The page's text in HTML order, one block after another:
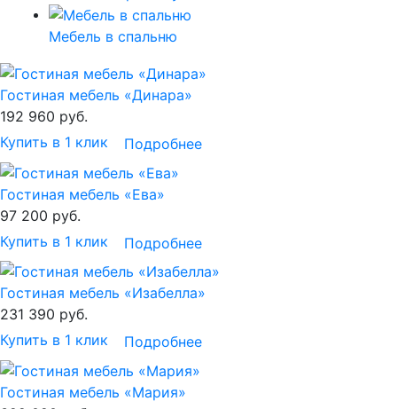
Мебель в спальню
Гостиная мебель «Динара»
192 960 руб.
Купить в 1 клик
Подробнее
Гостиная мебель «Ева»
97 200 руб.
Купить в 1 клик
Подробнее
Гостиная мебель «Изабелла»
231 390 руб.
Купить в 1 клик
Подробнее
Гостиная мебель «Мария»